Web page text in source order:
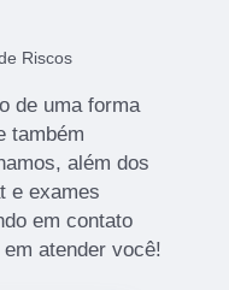
Riscos
de uma forma
também
além dos
e exames
em contato
atender você!